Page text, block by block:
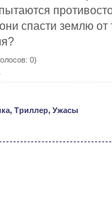
спасти землю от
0)
Триллер, Ужасы